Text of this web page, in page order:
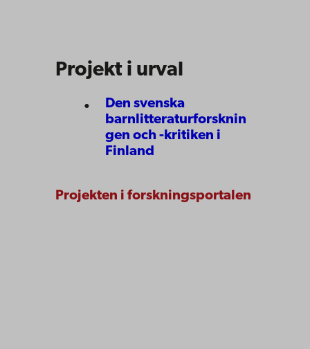
Projekt i urval
Den svenska
barnlitteraturforsknin
gen och -kritiken i
Finland
Projekten i forskningsportalen